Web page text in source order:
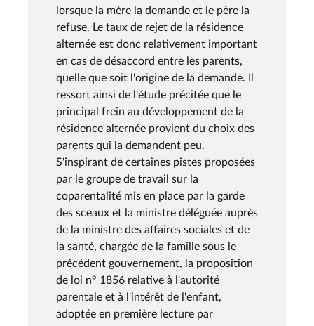
lorsque la mère la demande et le père la
refuse. Le taux de rejet de la résidence
alternée est donc relativement important
en cas de désaccord entre les parents,
quelle que soit l'origine de la demande. Il
ressort ainsi de l'étude précitée que le
principal frein au développement de la
résidence alternée provient du choix des
parents qui la demandent peu.
S'inspirant de certaines pistes proposées
par le groupe de travail sur la
coparentalité mis en place par la garde
des sceaux et la ministre déléguée auprès
de la ministre des affaires sociales et de
la santé, chargée de la famille sous le
précédent gouvernement, la proposition
de loi n° 1856 relative à l'autorité
parentale et à l'intérêt de l'enfant,
adoptée en première lecture par